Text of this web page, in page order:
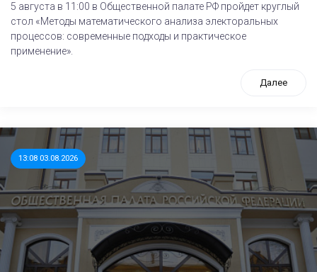
5 августа в 11:00 в Общественной палате РФ пройдет круглый
стол «Методы математического анализа электоральных
процессов: современные подходы и практическое
применение».
Далее
13:08 03.08.2026